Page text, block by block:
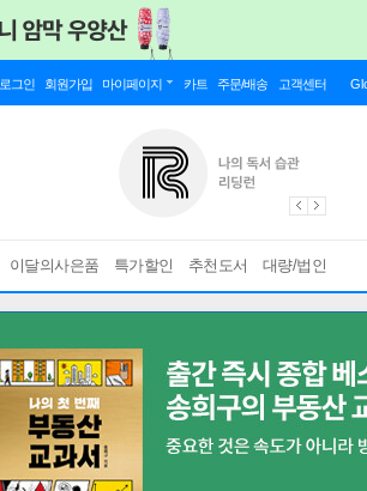
로그인 회원가입 마이페이지 카트 주문/배송 고객센터
이달의사은품 특가할인 추천도서 대량/법인